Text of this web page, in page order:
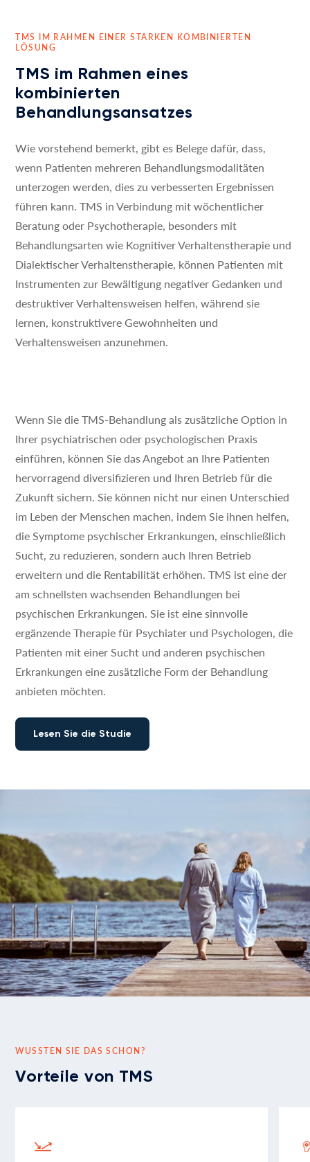
TMS IM RAHMEN EINER STARKEN KOMBINIERTEN
LÖSUNG
TMS im Rahmen eines
kombinierten
Behandlungsansatzes
Wie vorstehend bemerkt, gibt es Belege dafür, dass,
wenn Patienten mehreren Behandlungsmodalitäten
unterzogen werden, dies zu verbesserten Ergebnissen
führen kann. TMS in Verbindung mit wöchentlicher
Beratung oder Psychotherapie, besonders mit
Behandlungsarten wie Kognitiver Verhaltenstherapie und
Dialektischer Verhaltenstherapie, können Patienten mit
Instrumenten zur Bewältigung negativer Gedanken und
destruktiver Verhaltensweisen helfen, während sie
lernen, konstruktivere Gewohnheiten und
Verhaltensweisen anzunehmen.
Wenn Sie die TMS-Behandlung als zusätzliche Option in
Ihrer psychiatrischen oder psychologischen Praxis
einführen, können Sie das Angebot an Ihre Patienten
hervorragend diversifizieren und Ihren Betrieb für die
Zukunft sichern. Sie können nicht nur einen Unterschied
im Leben der Menschen machen, indem Sie ihnen helfen,
die Symptome psychischer Erkrankungen, einschließlich
Sucht, zu reduzieren, sondern auch Ihren Betrieb
erweitern und die Rentabilität erhöhen. TMS ist eine der
am schnellsten wachsenden Behandlungen bei
psychischen Erkrankungen. Sie ist eine sinnvolle
ergänzende Therapie für Psychiater und Psychologen, die
Patienten mit einer Sucht und anderen psychischen
Erkrankungen eine zusätzliche Form der Behandlung
anbieten möchten.
Lesen Sie die Studie
WUSSTEN SIE DAS SCHON?
Vorteile von TMS